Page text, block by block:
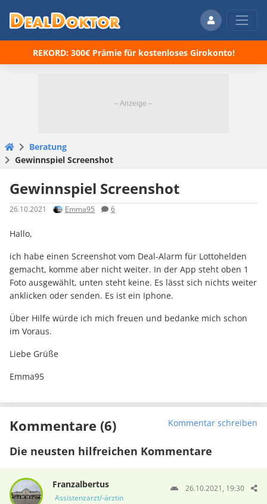
REKORD: 300€ Prämie für kostenloses Girokonto!
Beratung
Gewinnspiel Screenshot
Gewinnspiel Screenshot
26.10.2021 Emma95 6
Hallo,
ich habe einen Screenshot vom Deal-Alarm für Lottohelden
gemacht, komme aber nicht weiter. In der App steht oben 1
Foto ausgewählt, unten steht keine. Es lässt sich nichts weiter
anklicken oder senden. Es ist ein Iphone.
Über Hilfe würde ich mich freuen und bedanke mich schon
im Voraus.
Liebe Grüße
Emma95
Kommentare (6) Kommentar schreiben
Die neusten hilfreichen Kommentare
Franzalbertus
Assistenzarzt/-ärztin
26.10.2021, 19:30